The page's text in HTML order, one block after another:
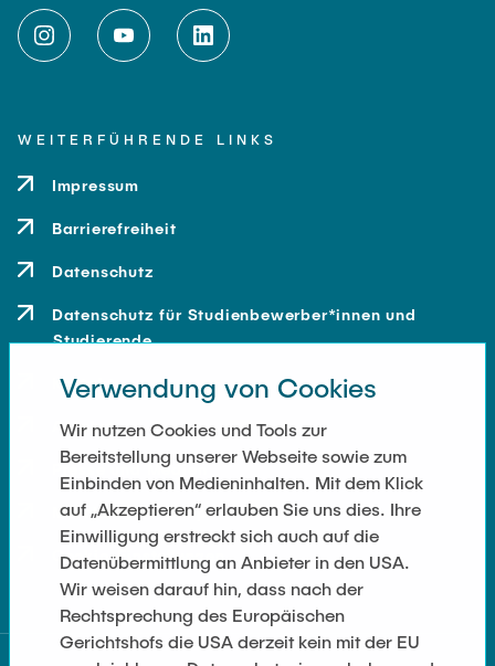
WEITERFÜHRENDE LINKS
Impressum
Barrierefreiheit
Datenschutz
Datenschutz für Studienbewerber*innen und
Studierende
Kontakt
Anfahrt
Presse und Medien
Merchandise-Shop
Cookie-Einstellungen
Verwendung von Cookies
Wir nutzen Cookies und Tools zur
Bereitstellung unserer Webseite sowie zum
Einbinden von Medieninhalten. Mit dem Klick
auf „Akzeptieren“ erlauben Sie uns dies. Ihre
Einwilligung erstreckt sich auch auf die
Datenübermittlung an Anbieter in den USA.
Wir weisen darauf hin, dass nach der
Rechtsprechung des Europäischen
Gerichtshofs die USA derzeit kein mit der EU